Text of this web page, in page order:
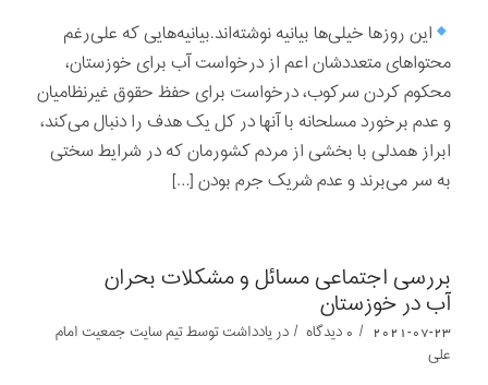
این روزها خیلی‌ها بیانیه نوشته‌اند.بیانیه‌هایی که علی‌رغم
محتواهای متعددشان اعم از درخواست آب برای خوزستان،
محکوم کردن سرکوب، درخواست برای حفظ حقوق غیرنظامیان
و عدم برخورد مسلحانه با آنها در کل یک هدف را دنبال می‌کند،
ابراز همدلی با بخشی از مردم کشورمان که در شرایط سختی
به سر می‌برند و عدم شریک جرم بودن […]
بررسی اجتماعی مسائل و مشکلات بحران‌
آب در خوزستان
2021-07-23
/ 0 دیدگاه / دریادداشت‌‌‌‌‌‌‌توسطتیم سایت جمعیت امام
علی